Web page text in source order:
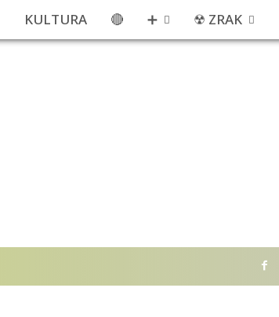
KULTURA 🔴 ➕ ☢ ZRAK